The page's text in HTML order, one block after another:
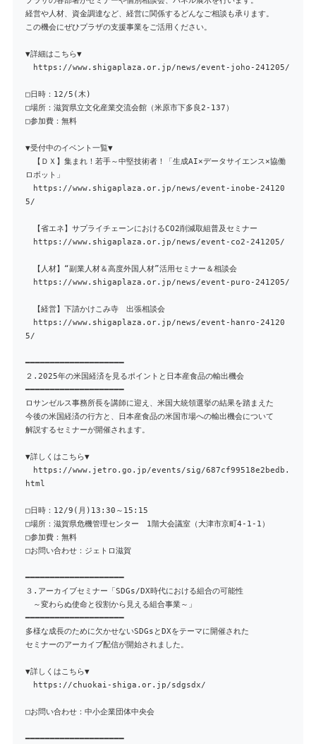
経営や人材、資金調達など、経営に関係するどんなご相談も承ります。
この機会にぜひプラザの支援事業をご活用ください。
▼詳細はこちら▼
https://www.shigaplaza.or.jp/news/event-joho-241205/
□日時：12/5(木)
□場所：滋賀県立文化産業交流会館（米原市下多良2-137）
□参加費：無料
▼受付中のイベント一覧▼
【ＤＸ】集まれ！若手～中堅技術者！「生成AI×データサイエンス×協働
ロボット」
https://www.shigaplaza.or.jp/news/event-inobe-24120
5/
【省エネ】サプライチェーンにおけるCO2削減取組普及セミナー
https://www.shigaplaza.or.jp/news/event-co2-241205/
【人材】“副業人材＆高度外国人材”活用セミナー＆相談会
https://www.shigaplaza.or.jp/news/event-puro-241205/
【経営】下請かけこみ寺 出張相談会
https://www.shigaplaza.or.jp/news/event-hanro-24120
5/
━━━━━━━━━━━━━━━━━━━━
２.2025年の米国経済を見るポイントと日本産食品の輸出機会
━━━━━━━━━━━━━━━━━━━━
ロサンゼルス事務所長を講師に迎え、米国大統領選挙の結果を踏まえた
今後の米国経済の行方と、日本産食品の米国市場への輸出機会について
解説するセミナーが開催されます。
▼詳しくはこちら▼
https://www.jetro.go.jp/events/sig/687cf99518e2bedb.
html
□日時：12/9(月)13:30～15:15
□場所：滋賀県危機管理センター 1階大会議室（大津市京町4-1-1）
□参加費：無料
□お問い合わせ：ジェトロ滋賀
━━━━━━━━━━━━━━━━━━━━
３.アーカイブセミナー「SDGs/DX時代における組合の可能性
～変わらぬ使命と役割から見える組合事業～」
━━━━━━━━━━━━━━━━━━━━
多様な成長のために欠かせないSDGsとDXをテーマに開催された
セミナーのアーカイブ配信が開始されました。
▼詳しくはこちら▼
https://chuokai-shiga.or.jp/sdgsdx/
□お問い合わせ：中小企業団体中央会
━━━━━━━━━━━━━━━━━━━━